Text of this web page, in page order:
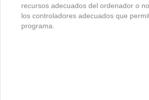
recursos adecuados del ordenador o
los controladores adecuados que
programa.